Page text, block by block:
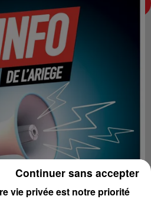
vie privée est notre priorité
Continuer sans accepter